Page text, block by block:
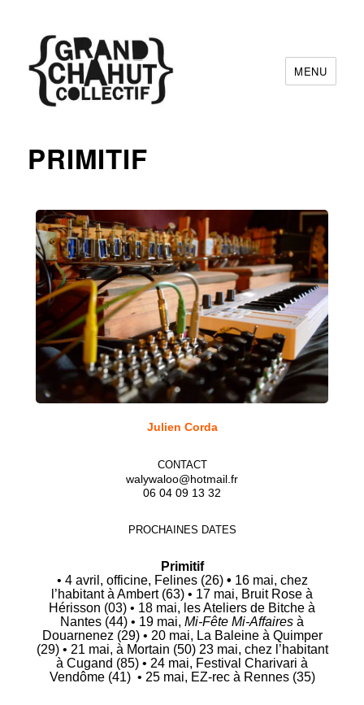
MENU
PRIMITIF
Julien Corda
CONTACT
walywaloo@hotmail.fr
06 04 09 13 32
PROCHAINES DATES
Primitif
• 4 avril, officine, Felines (26) • 16 mai, chez
l’habitant à Ambert (63) • 17 mai, Bruit Rose à
Hérisson (03) • 18 mai, les Ateliers de Bitche à
Nantes (44) • 19 mai, Mi-Fête Mi-Affaires à
Douarnenez (29) • 20 mai, La Baleineà Quimper
(29) • 21 mai, à Mortain (50) 23 mai, chez l’habitant
à Cugand (85) • 24 mai, Festival Charivari à
Vendôme (41) • 25 mai, EZ-recà Rennes (35)